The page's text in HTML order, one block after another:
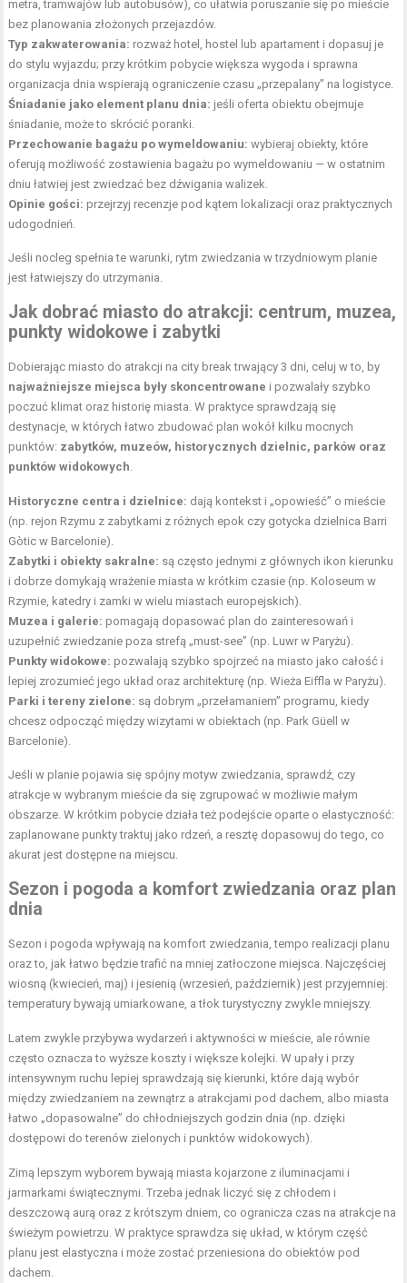
metra, tramwajów lub autobusów), co ułatwia poruszanie się po mieście
bez planowania złożonych przejazdów.
Typ zakwaterowania: rozważ hotel, hostel lub apartament i dopasuj je
do stylu wyjazdu; przy krótkim pobycie większa wygoda i sprawna
organizacja dnia wspierają ograniczenie czasu „przepalany” na logistyce.
Śniadanie jako element planu dnia: jeśli oferta obiektu obejmuje
śniadanie, może to skrócić poranki.
Przechowanie bagażu po wymeldowaniu: wybieraj obiekty, które
oferują możliwość zostawienia bagażu po wymeldowaniu — w ostatnim
dniu łatwiej jest zwiedzać bez dźwigania walizek.
Opinie gości: przejrzyj recenzje pod kątem lokalizacji oraz praktycznych
udogodnień.
Jeśli nocleg spełnia te warunki, rytm zwiedzania w trzydniowym planie
jest łatwiejszy do utrzymania.
Jak dobrać miasto do atrakcji: centrum, muzea,
punkty widokowe i zabytki
Dobierając miasto do atrakcji na city break trwający 3 dni, celuj w to, by
najważniejsze miejsca były skoncentrowane i pozwalały szybko
poczuć klimat oraz historię miasta. W praktyce sprawdzają się
destynacje, w których łatwo zbudować plan wokół kilku mocnych
punktów: zabytków, muzeów, historycznych dzielnic, parków oraz
punktów widokowych.
Historyczne centra i dzielnice: dają kontekst i „opowieść” o mieście
(np. rejon Rzymu z zabytkami z różnych epok czy gotycka dzielnica Barri
Gòtic w Barcelonie).
Zabytki i obiekty sakralne: są często jednymi z głównych ikon kierunku
i dobrze domykają wrażenie miasta w krótkim czasie (np. Koloseum w
Rzymie, katedry i zamki w wielu miastach europejskich).
Muzea i galerie: pomagają dopasować plan do zainteresowań i
uzupełnić zwiedzanie poza strefą „must-see” (np. Luwr w Paryżu).
Punkty widokowe: pozwalają szybko spojrzeć na miasto jako całość i
lepiej zrozumieć jego układ oraz architekturę (np. Wieża Eiffla w Paryżu).
Parki i tereny zielone: są dobrym „przełamaniem” programu, kiedy
chcesz odpocząć między wizytami w obiektach (np. Park Güell w
Barcelonie).
Jeśli w planie pojawia się spójny motyw zwiedzania, sprawdź, czy
atrakcje w wybranym mieście da się zgrupować w możliwie małym
obszarze. W krótkim pobycie działa też podejście oparte o elastyczność:
zaplanowane punkty traktuj jako rdzeń, a resztę dopasowuj do tego, co
akurat jest dostępne na miejscu.
Sezon i pogoda a komfort zwiedzania oraz plan
dnia
Sezon i pogoda wpływają na komfort zwiedzania, tempo realizacji planu
oraz to, jak łatwo będzie trafić na mniej zatłoczone miejsca. Najczęściej
wiosną (kwiecień, maj) i jesienią (wrzesień, październik) jest przyjemniej:
temperatury bywają umiarkowane, a tłok turystyczny zwykle mniejszy.
Latem zwykle przybywa wydarzeń i aktywności w mieście, ale równie
często oznacza to wyższe koszty i większe kolejki. W upały i przy
intensywnym ruchu lepiej sprawdzają się kierunki, które dają wybór
między zwiedzaniem na zewnątrz a atrakcjami pod dachem, albo miasta
łatwo „dopasowalne” do chłodniejszych godzin dnia (np. dzięki
dostępowi do terenów zielonych i punktów widokowych).
Zimą lepszym wyborem bywają miasta kojarzone z iluminacjami i
jarmarkami świątecznymi. Trzeba jednak liczyć się z chłodem i
deszczową aurą oraz z krótszym dniem, co ogranicza czas na atrakcje na
świeżym powietrzu. W praktyce sprawdza się układ, w którym część
planu jest elastyczna i może zostać przeniesiona do obiektów pod
dachem.